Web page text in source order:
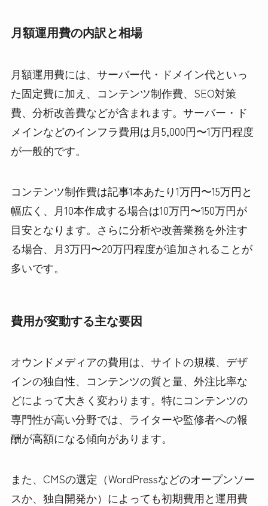
月額運用費の内訳と相場
月額運用費には、サーバー代・ドメイン代といっ
た固定費に加え、コンテンツ制作費、SEO対策
費、分析改善費などが含まれます。サーバー・ド
メインなどのインフラ費用は月5,000円〜1万円程度
が一般的です。
コンテンツ制作費は記事1本あたり1万円〜15万円と
幅広く、月10本作成する場合は10万円〜150万円が
目安となります。さらに分析や改善業務を外注す
る場合、月3万円〜20万円程度が追加されることが
多いです。
費用が変動する主な要因
オウンドメディアの費用は、サイトの規模、デザ
インの独自性、コンテンツの質と量、外注比率な
どによって大きく変わります。特にコンテンツの
専門性が高い分野では、ライターや監修者への報
酬が高額になる傾向があります。
また、CMSの選定（WordPressなどのオープンソー
スか、独自開発か）によっても初期費用と運用費